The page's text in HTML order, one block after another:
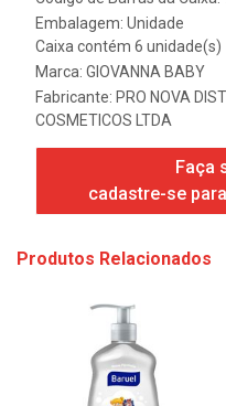
Embalagem: Unidade
Caixa contém 6 unidade(s)
Marca: GIOVANNA BABY
Fabricante: PRO NOVA
COSMETICOS LTDA
Faça
cadastre-se
Produtos Relacionados